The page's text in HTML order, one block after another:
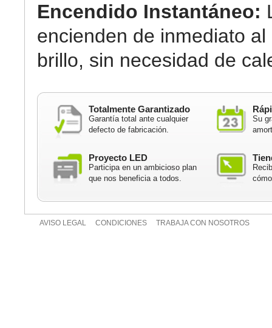
Encendido Instantáneo:
encienden de inmediato al
brillo, sin necesidad de
Totalmente Garantizado
Garantía total ante cualquier
defecto de fabricación.
Su
Proyecto LED
Participa en un ambicioso plan
que nos beneficia a todos.
AVISO LEGAL CONDICIONES TRABAJA CON NOSOTROS